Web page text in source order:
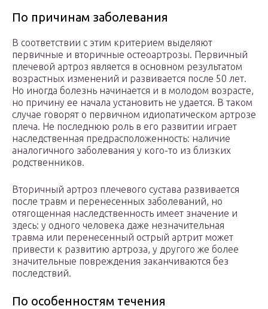
По причинам заболевания
В соответствии с этим критерием выделяют
первичные и вторичные остеоартрозы. Первичный
плечевой артроз является в основном результатом
возрастных изменений и развивается после 50 лет.
Но иногда болезнь начинается и в молодом возрасте,
но причину ее начала установить не удается. В таком
случае говорят о первичном идиопатическом артрозе
плеча. Не последнюю роль в его развитии играет
наследственная предрасположенность: наличие
аналогичного заболевания у кого-то из близких
родственников.
Вторичный артроз плечевого сустава развивается
после травм и перенесенных заболеваний, но
отягощенная наследственность имеет значение и
здесь: у одного человека даже незначительная
травма или перенесенный острый артрит может
привести к развитию артроза, у другого же более
значительные повреждения заканчиваются без
последствий.
По особенностям течения